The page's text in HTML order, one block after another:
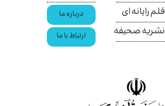
قلم رایانه ای
نشریه صحیفه
درباره ما
ارتباط با ما